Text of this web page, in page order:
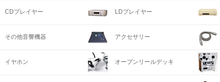
CDプレイヤー LDプレイヤー
その他音響機器 アクセサリー
イヤホン オープンリールデッキ